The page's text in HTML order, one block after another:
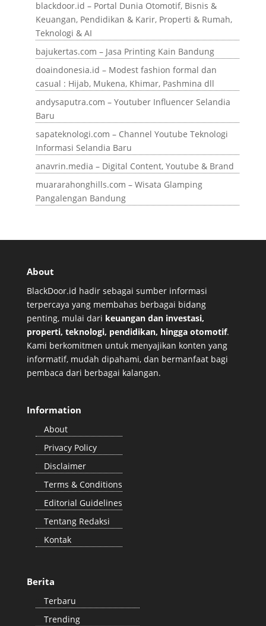
blackdoor.id – Portal Dunia Otomotif, Bisnis &
Keuangan, Pendidikan & Karir, Properti & Rumah,
Teknologi & AI
bajukertas.com – Jasa Printing Kain Bandung
doaindonesia.id – Modest fashion formal dan
casual : Hijab, Mukena, Khimar, Pashmina dll
andysaputra.com – Youtuber Influencer Selandia
Baru
sapateknologi.com – Channel Youtube Teknologi
Informasi Selandia Baru
anavrin.media – Digital Content, Youtube & Brand
muararahonghills.com – Wisata Glamping
Pangalengan Bandung
About
BlackDoor.id hadir sebagai sumber informasi
terpercaya yang membahas berbagai bidang
penting, mulai dari keuangan dan investasi,
properti, teknologi, pendidikan, hingga otomotif.
Kami berkomitmen untuk menyajikan konten yang
informatif, mudah dipahami, dan bermanfaat bagi
pembaca dari berbagai kalangan.
Information
About
Privacy Policy
Disclaimer
Terms & Conditions
Editorial Guidelines
Tentang Redaksi
Kontak
Berita
Terbaru
Trending